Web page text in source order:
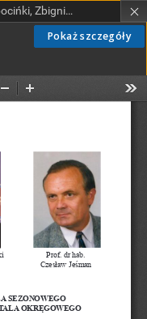
Pokaż szczegóły
Kopocińki, Zbigniew, Kopociński, Krzysztof; Jeśman, Czesław